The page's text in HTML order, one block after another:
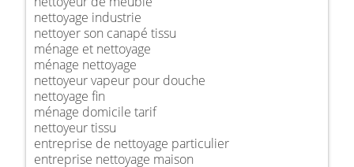
nettoyage industrie
nettoyer son canapé tissu
ménage et nettoyage
ménage nettoyage
nettoyeur vapeur pour douche
nettoyage fin
ménage domicile tarif
nettoyeur tissu
entreprise de nettoyage particulier
entreprise nettoyage maison